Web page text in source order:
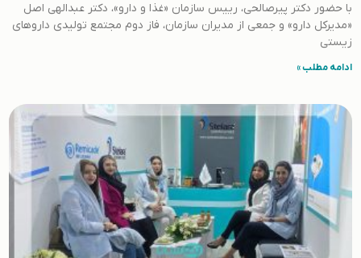
با حضور دکتر پیرصالحی، رییس سازمان «غذا و دارو»، دکتر عبدالهی اصل
«مدیرکل دارو» و جمعی از مدیران سازمان، فاز دوم مجتمع تولیدی داروهای
زیستی
ادامه مطلب »